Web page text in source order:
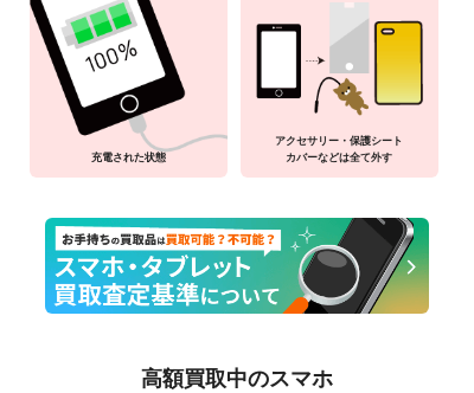
充電された状態
アクセサリー・保護シート
カバーなどは全て外す
高額買取中のスマホ